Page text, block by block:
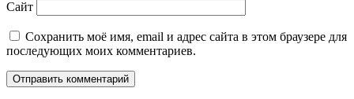
Сайт
Сохранить моё имя, email и адрес сайта в этом браузере для
последующих моих комментариев.